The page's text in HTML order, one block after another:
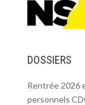
DOSSIERS
Rentrée 2026
personnels